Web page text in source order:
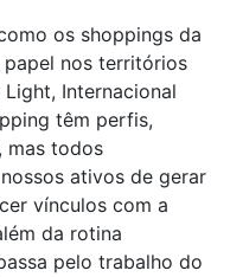
os shoppings da
papel nos territórios
Internacional
têm perfis,
mas todos
ativos de gerar
vínculos com a
da rotina
pelo trabalho do